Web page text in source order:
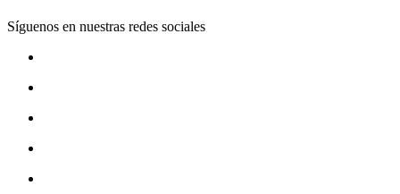
Síguenos en nuestras redes sociales